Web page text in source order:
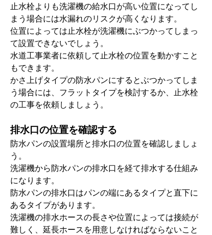
止水栓よりも洗濯機の給水口が高い位置になってし
まう場合には水漏れのリスクが高くなります。
位置によっては止水栓が洗濯機にぶつかってしまっ
て設置できないでしょう。
水道工事業者に依頼して止水栓の位置を動かすこと
もできます。
かさ上げタイプの防水パンにするとぶつかってしま
う場合には、フラットタイプを検討するか、止水栓
の工事を依頼しましょう。
排水口の位置を確認する
防水パンの設置場所と排水口の位置を確認しましょ
う。
洗濯機から防水パンの排水口を経て排水する仕組み
になります。
防水パンの排水口はパンの端にあるタイプと直下に
あるタイプがあります。
洗濯機の排水ホースの長さや位置によっては接続が
難しく、延長ホースを用意しなければならないこと